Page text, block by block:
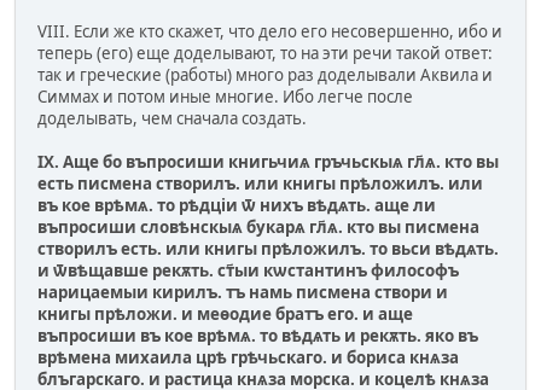
VIII. Если же кто скажет, что дело его несовершенно, ибо и
теперь (его) еще доделывают, то на эти речи такой ответ:
так и греческие (работы) много раз доделывали Аквила и
Симмах и потом иные многие. Ибо легче после
доделывать, чем сначала создать.
IX. Аще бо въпросиши книгьчиѧ гръчьскыѧ гл҃ѧ. кто вы
есть писмена створилъ. или книгы прѣложилъ. или
въ кое врѣмѧ. то рѣдцiи ѿ нихъ вѣдѧть. аще ли
въпросиши словѣнскыѧ букарѧ гл҃ѧ. кто вы писмена
створилъ есть. или книгы прѣложилъ. то вьси вѣдѧть.
и ѿвѣщавше рекѫть. ст҃ыи кѡстантинъ философъ
нарицаемыи кирилъ. тъ намь писмена створи и
книгы прѣложи. и меѳодие братъ его. и аще
въпросиши въ кое врѣмѧ. то вѣдѧть и рекѫть. яко въ
врѣмена михаила црѣ грѣчьскаго. и бориса кнѧза
блъгарскаго. и растица кнѧза морска. и коцелѣ кнѧза